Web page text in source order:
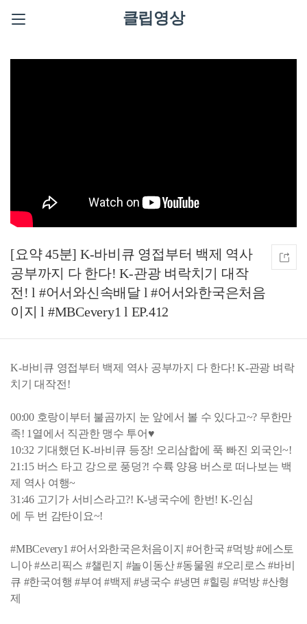
클립영상
[요약 45분] K-바비큐 영접부터 백제 역사
공부까지 다 한다! K-관광 벼락치기 대작
전! l #어서와신속배달 l #어서와한국은처음
이지 l #MBCevery1 l EP.412
K-바비큐 영접부터 백제 역사 공부까지 다 한다! K-관광 벼락
치기 대작전!
00:00 호랑이부터 불곰까지 눈 앞에서 볼 수 있다고~? 무한만
족! 1열에서 직관한 맹수 투어♥
10:32 기대했던 K-바비큐 등장! 오리삼합에 푹 빠진 외국인~!
21:15 버스 타고 강으로 풍덩?! 수륙 양용 버스로 떠나보는 백
제 역사 여행~
31:46 고기가 서비스라고?! K-냉국수에 한번! K-인심
에 두 번 감탄이요~!
#MBCevery1 #어서와한국은처음이지 #어한국 #먹방 #에스토
니아 #쓰리픽스 #챌린지 #놀이동산 #동물원 #오리로스 #바비
큐 #한국여행 #부여 #백제 #냉국수 #냉면 #힐링 #먹방 #산형
제